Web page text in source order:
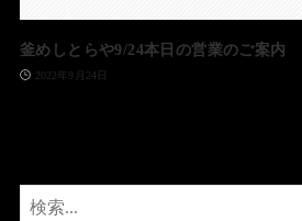
釜めしとらや9/24本日の営業のご案内
2022年9月24日